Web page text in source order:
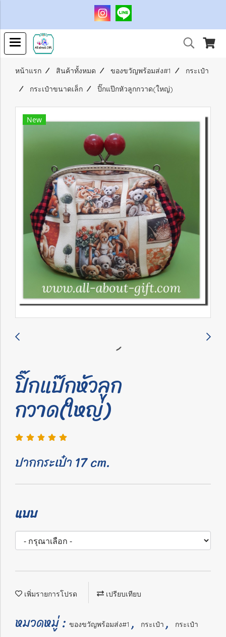
หน้าแรก สินค้าทั้งหมด ของขวัญพร้อมส่ง#1
กระเป๋า
กระเป๋าขนาดเล็ก
ปิ๊กแป๊กหัวลูกกวาด(ใหญ่)
New
ปิ๊กแป๊กหัวลูก
กวาด(ใหญ่)
ปากกระเป๋า 17 cm.
แบบ
เพิ่มรายการโปรด เปรียบเทียบ
หมวดหมู่ : ของขวัญพร้อมส่ง#1 , กระเป๋า ,
กระเป๋า